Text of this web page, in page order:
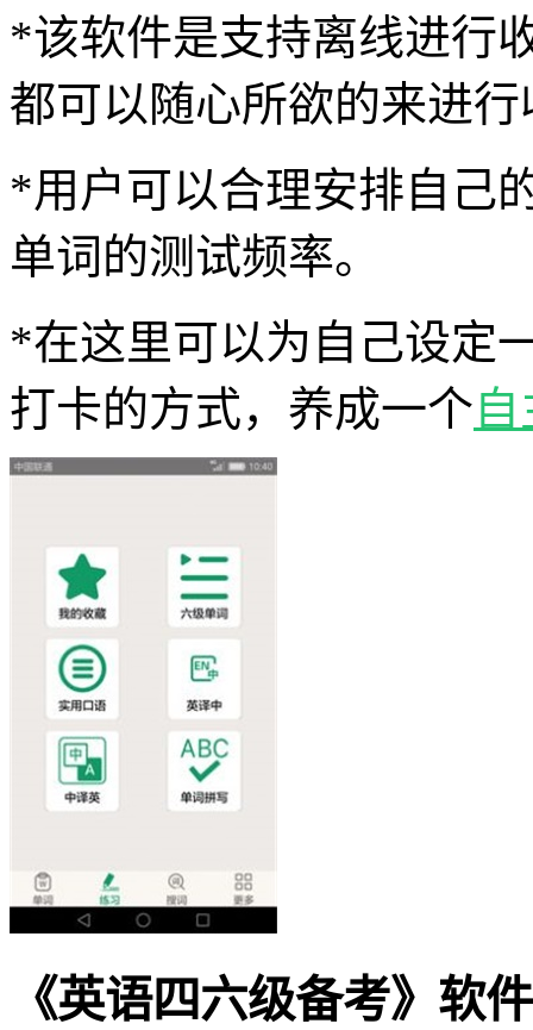
*该软件是支持离线进行
都可以随心所欲的来进行
*用户可以合理安排自己
单词的测试频率。
*在这里可以为自己设定
打卡的方式，养成一个
《英语四六级备考》软